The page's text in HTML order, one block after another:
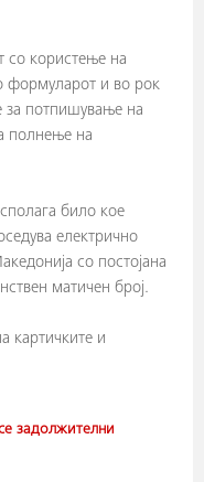
со користење на
формуларот и во рок
за потпишување на
полнење на
било кое
електрично
со постојана
матичен број.
картичките и
задолжителни